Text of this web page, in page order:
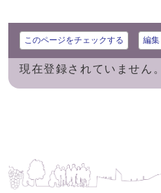
このページをチェックする 編集
現在登録されていません。